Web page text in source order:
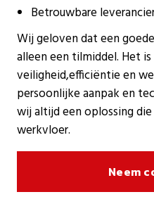
Betrouwbare
Wij geloven dat een
alleen een tilmiddel. Het
veiligheid,efficiëntie en
persoonlijke aanpak en
wij altijd een oplossing
werkvloer.
Neem